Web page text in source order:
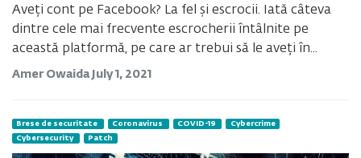
Aveți cont pe Facebook? La fel și escrocii. Iată câteva
dintre cele mai frecvente escrocherii întâlnite pe
această platformă, pe care ar trebui să le aveți în...
Amer Owaida July 1, 2021
Brese de securitate Coronavirus COVID-19
Cybercrime
Cybersecurity
Patch